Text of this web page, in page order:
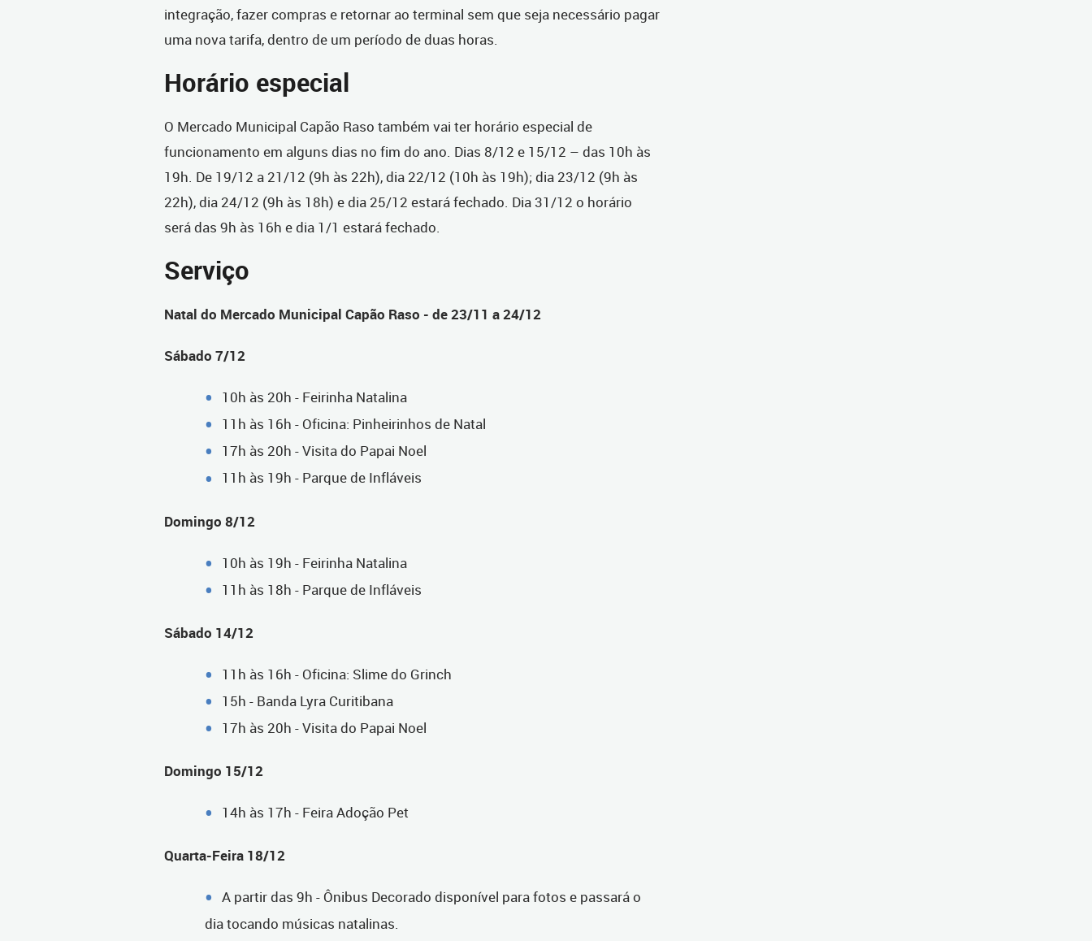
integração, fazer compras e retornar ao terminal sem que seja necessário pagar
uma nova tarifa, dentro de um período de duas horas.
Horário especial
O Mercado Municipal Capão Raso também vai ter horário especial de
funcionamento em alguns dias no fim do ano. Dias 8/12 e 15/12 – das 10h às
19h. De 19/12 a 21/12 (9h às 22h), dia 22/12 (10h às 19h); dia 23/12 (9h às
22h), dia 24/12 (9h às 18h) e dia 25/12 estará fechado. Dia 31/12 o horário
será das 9h às 16h e dia 1/1 estará fechado.
Serviço
Natal do Mercado Municipal Capão Raso - de 23/11 a 24/12
Sábado 7/12
10h às 20h - Feirinha Natalina
11h às 16h - Oficina: Pinheirinhos de Natal
17h às 20h - Visita do Papai Noel
11h às 19h - Parque de Infláveis
Domingo 8/12
10h às 19h - Feirinha Natalina
11h às 18h - Parque de Infláveis
Sábado 14/12
11h às 16h - Oficina: Slime do Grinch
15h - Banda Lyra Curitibana
17h às 20h - Visita do Papai Noel
Domingo 15/12
14h às 17h - Feira Adoção Pet
Quarta-Feira 18/12
A partir das 9h - Ônibus Decorado disponível para fotos e passará o
dia tocando músicas natalinas.